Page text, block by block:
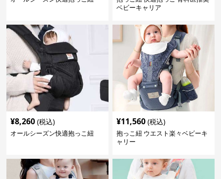
ベビーキャリア
¥8,260 (税込)
オールシーズン快適抱っこ紐
¥11,560 (税込)
抱っこ紐 ウエスト楽々ベビーキ
ャリー